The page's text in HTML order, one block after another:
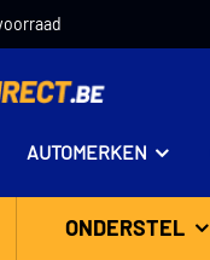
AUTOMERKEN
ONDERSTEL